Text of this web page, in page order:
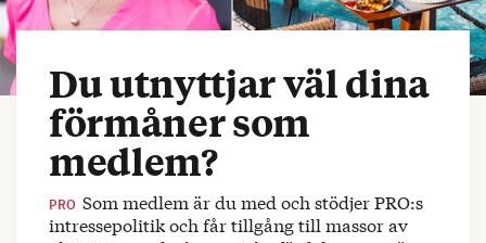
Du utnyttjar väl dina
förmåner som
medlem?
PRO Som medlem är du med och stödjer PRO:s
intressepolitik och får tillgång till massor av